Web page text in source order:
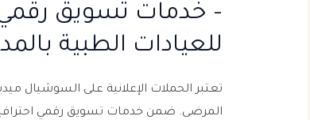
– خدمات تسويق رقمي
للعيادات الطبية
تعتبر الحملات الإعلانية على السوشيال
المرضى. ضمن خدمات تسويق رقمي احترافية